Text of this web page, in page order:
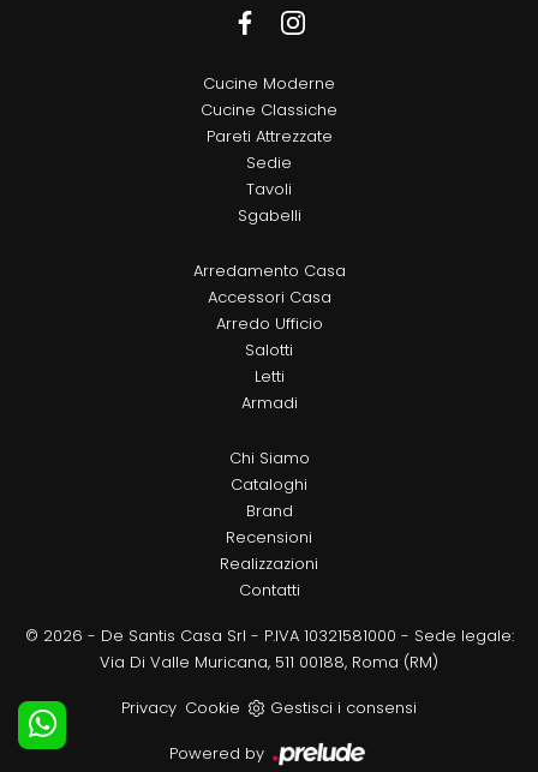
Cucine Moderne
Cucine Classiche
Pareti Attrezzate
Sedie
Tavoli
Sgabelli
Arredamento Casa
Accessori Casa
Arredo Ufficio
Salotti
Letti
Armadi
Chi Siamo
Cataloghi
Brand
Recensioni
Realizzazioni
Contatti
© 2026 - De Santis Casa Srl - P.IVA 10321581000 - Sede legale:
Via Di Valle Muricana, 511 00188, Roma (RM)
Privacy Cookie
Gestisci i consensi
Powered by